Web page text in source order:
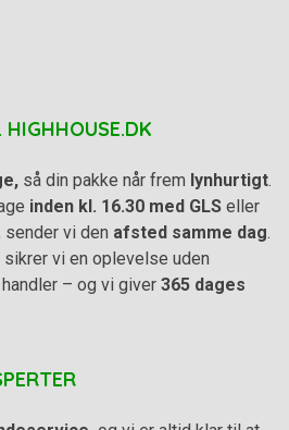
HIGHHOUSE.DK
så din pakke når frem lynhurtigt
inden kl. 16.30 med GLS eller
vi den afsted samme dag
vi en oplevelse uden
– og vi giver 365 dages